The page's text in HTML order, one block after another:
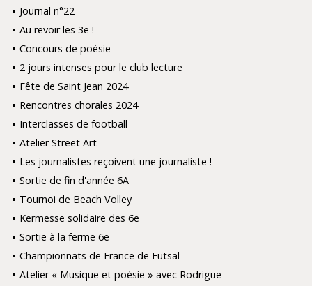
Journal n°22
Au revoir les 3e !
Concours de poésie
2 jours intenses pour le club lecture
Fête de Saint Jean 2024
Rencontres chorales 2024
Interclasses de football
Atelier Street Art
Les journalistes reçoivent une journaliste !
Sortie de fin d'année 6A
Tournoi de Beach Volley
Kermesse solidaire des 6e
Sortie à la ferme 6e
Championnats de France de Futsal
Atelier « Musique et poésie » avec Rodrigue